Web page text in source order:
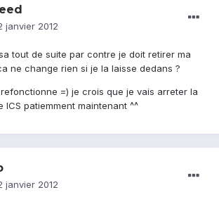
janvier 2012
tout de suite par contre je doit retirer ma
ne change rien si je la laisse dedans ?
=) je crois que je vais arreter la
ICS patiemment maintenant ^^
janvier 2012